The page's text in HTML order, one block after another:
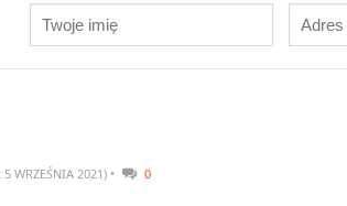
WRZEŚNIA 2021) • 0